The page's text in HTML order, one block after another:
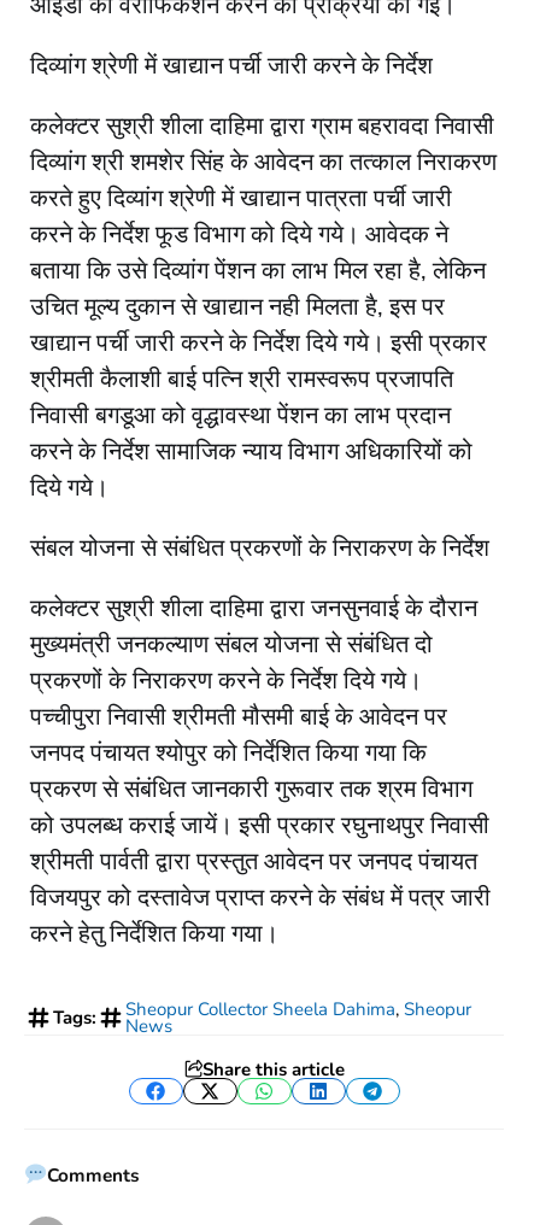
दिव्यांग श्रेणी में खाद्यान पर्ची जारी करने के निर्देश
कलेक्टर सुश्री शीला दाहिमा द्वारा ग्राम बहरावदा निवासी
दिव्यांग श्री शमशेर सिंह के आवेदन का तत्काल निराकरण
करते हुए दिव्यांग श्रेणी में खाद्यान पात्रता पर्ची जारी
करने के निर्देश फूड विभाग को दिये गये। आवेदक ने
बताया कि उसे दिव्यांग पेंशन का लाभ मिल रहा है, लेकिन
उचित मूल्य दुकान से खाद्यान नही मिलता है, इस पर
खाद्यान पर्ची जारी करने के निर्देश दिये गये। इसी प्रकार
श्रीमती कैलाशी बाई पत्नि श्री रामस्वरूप प्रजापति
निवासी बगडूआ को वृद्धावस्था पेंशन का लाभ प्रदान
करने के निर्देश सामाजिक न्याय विभाग अधिकारियों को
दिये गये।
संबल योजना से संबंधित प्रकरणों के निराकरण के निर्देश
कलेक्टर सुश्री शीला दाहिमा द्वारा जनसुनवाई के दौरान
मुख्यमंत्री जनकल्याण संबल योजना से संबंधित दो
प्रकरणों के निराकरण करने के निर्देश दिये गये।
पच्चीपुरा निवासी श्रीमती मौसमी बाई के आवेदन पर
जनपद पंचायत श्योपुर को निर्देशित किया गया कि
प्रकरण से संबंधित जानकारी गुरूवार तक श्रम विभाग
को उपलब्ध कराई जायें। इसी प्रकार रघुनाथपुर निवासी
श्रीमती पार्वती द्वारा प्रस्तुत आवेदन पर जनपद पंचायत
विजयपुर को दस्तावेज प्राप्त करने के संबंध में पत्र जारी
करने हेतु निर्देशित किया गया।
Tags: Sheopur Collector Sheela Dahima, Sheopur
News
Share this article
Facebook
TwitterWhatsApp
LinkedInTelegram
Comments